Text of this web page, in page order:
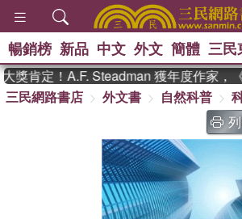
熱搜： 東野圭吾
The Odyssey
史是一群喵 、
獎 臺灣漫遊錄 、
登輝時代 、 數
偉大的迷走神經
暢銷榜 新品 中文 外文 簡體 三民
獎肯定！A.F. Steadman 獲年度作家，
三民網路書店
外文書 自然科普